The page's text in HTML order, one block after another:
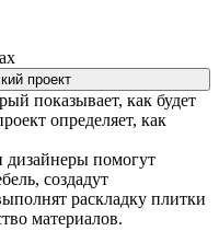
проект
показывает, как будет
определяет, как
помогут
создадут
раскладку плитки
материалов.